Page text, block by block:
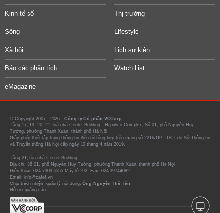
Kinh tế số Thị trường
Sống Lifestyle
Xã hội Lịch sự kiện
Báo cáo phân tích Watch List
eMagazine
© Copyright 2007 - 2026 - Công ty Cổ phần VCCorp.
Tầng 17, 19, 20, 21 Toà nhà Center Building - Hapulico Complex, Số 01, phố Nguyễn Huy
Tưởng, phường Thanh Xuân, thành phố Hà Nội
Giấy phép thiết lập trang thông tin điện tử tổng hợp trên mạng số 2216/GP-TTĐT do Sở Thông tin
và Truyền thông Hà Nội cấp ngày 10 tháng 4 năm 2019.
Tầng 21, tòa nhà Center Building.
Địa chỉ: Số 01, phố Nguyễn Huy Tưởng, phường Thanh Xuân, thành phố Hà Nội
Điện thoại: 024 7309 5555 Máy lẻ 292. Fax: 024-39744082
Email: info@cafef.vn
Chịu trách nhiệm quản lý nội dung: Ông Nguyễn Thế Tân
Hỗ trợ quảng cáo :